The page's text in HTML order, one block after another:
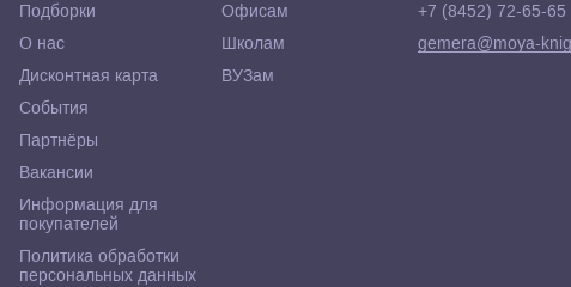
Подборки
О нас
Дисконтная карта
События
Партнёры
Вакансии
Информация для
покупателей
Политика обработки
персональных данных
Офисам
Школам
ВУЗам
+7 (8452) 72-65-65
gemera@moya-